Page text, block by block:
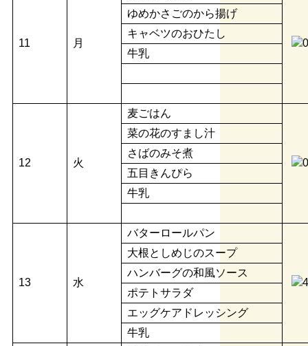
11 月
ゆめかさごのから揚げ
キャベツのおひたし
牛乳
12 火
麦ごはん
菜の花のすまし汁
さばのみそ煮
五目きんぴら
牛乳
13 水
バターロールパン
大根としめじのスープ
ハンバーグの和風ソース
ポテトサラダ
エッグケアドレッシング
牛乳